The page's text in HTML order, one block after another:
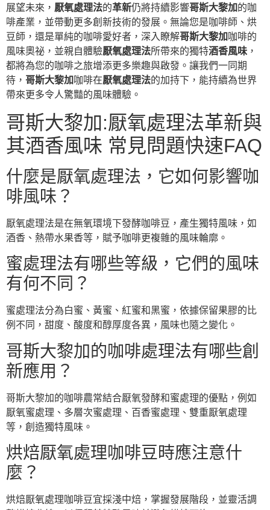
展望未來， 厭氧處理法的革新仍將持續影響哥斯大黎加的咖
啡產業，並帶動更多創新技術的發展。無論您是咖啡師、烘
豆師，還是單純的咖啡愛好者，深入瞭解哥斯大黎加咖啡的
風味奧祕，並親自體驗厭氧處理法所帶來的獨特酒香風味 ，
都將為您的咖啡之旅增添更多樂趣與啟發。讓我們一同期
待， 哥斯大黎加咖啡在厭氧處理法的加持下，能持續為世界
帶來更多令人驚豔的風味體驗。
哥斯大黎加:厭氧處理法革新與
其酒香風味 常見問題快速FAQ
什麼是厭氧處理法，它如何影響咖
啡風味？
厭氧處理法是在無氧環境下發酵咖啡豆，產生獨特風味，如
酒香、熱帶水果香等，賦予咖啡更複雜的風味輪廓。
蜜處理法有哪些等級，它們的風味
有何不同？
蜜處理法分為白蜜、黃蜜、紅蜜和黑蜜，依據保留果膠的比
例不同，甜度、酸度和醇厚度各異，風味也隨之變化。
哥斯大黎加的咖啡處理法有哪些創
新應用？
哥斯大黎加的咖啡農常結合厭氧發酵和蜜處理的優點，例如
厭氧蜜處理、多層次蜜處理、百香蜜處理、雙重厭氧處理
等，創造獨特風味。
烘焙厭氧處理咖啡豆時應注意什
麼？
烘焙厭氧處理咖啡豆宜採淺中焙，掌握發展階段，並靈活調